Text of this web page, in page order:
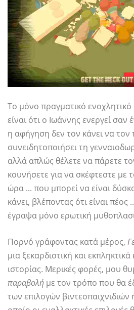
Το μόνο πραγματικό ενοχλητικό
είναι ότι ο Ιωάννης ενεργεί
η αφήγηση δεν τον κάνει να τον
συνειδητοποιήσει τη
αλλά απλώς θέλετε να πάρετε
κουνήσετε για να σκέφτεστε με
ώρα ... που μπορεί να είναι
κάνει, βλέποντας ότι είναι πέος
έγραψα μόνο ερωτική
Πορνό γράφοντας κατά μέρος,
μια ξεκαρδιστική και
ιστορίας. Μερικές φορές, μου
παραβολή με τον τρόπο που θα
των επιλογών